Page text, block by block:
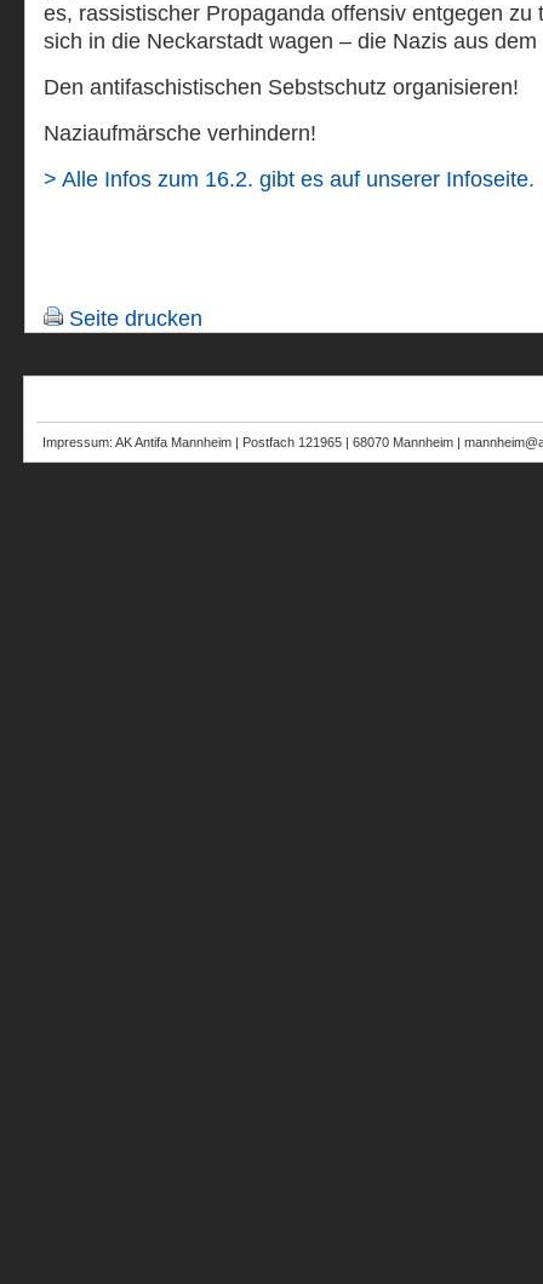
es, rassistischer Propaganda offensiv entgegen zu
sich in die Neckarstadt wagen – die Nazis aus
Den antifaschistischen Sebstschutz organisieren!
Naziaufmärsche verhindern!
> Alle Infos zum 16.2. gibt es auf unserer Infoseite.
Seite drucken
Impressum: AK Antifa Mannheim | Postfach 121965 | 68070 Mannheim |